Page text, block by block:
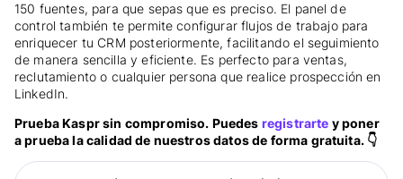
150 fuentes, para que sepas que es preciso. El panel de
control también te permite configurar flujos de trabajo para
enriquecer tu CRM posteriormente, facilitando el seguimiento
de manera sencilla y eficiente. Es perfecto para ventas,
reclutamiento o cualquier persona que realice prospección en
LinkedIn.
Prueba Kaspr sin compromiso. Puedes registrarte y poner
a prueba la calidad de nuestros datos de forma gratuita. 👇